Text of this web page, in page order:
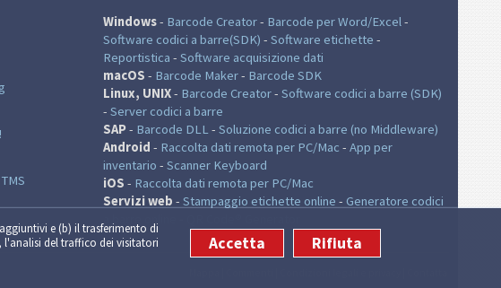
e (b) il trasferimento di
l'analisi del traffico dei visitatori
Accetta Rifiuta
Windows- Barcode Creator- Barcode per Word/Excel-
Software codici a barre(SDK) - Software etichette -
Reportistica - Software acquisizione dati
macOS - Barcode Maker- Barcode SDK
Linux, UNIX- Barcode Creator- Software codici a barre (SDK)
- Server codici a barre
SAP- Barcode DLL- Soluzione codici a barre (no Middleware)
Android - Raccolta dati remota per PC/Mac - App per
inventario - Scanner Keyboard
iOS - Raccolta dati remota per PC/Mac
Servizi web - Stampaggio etichette online - Generatore codici